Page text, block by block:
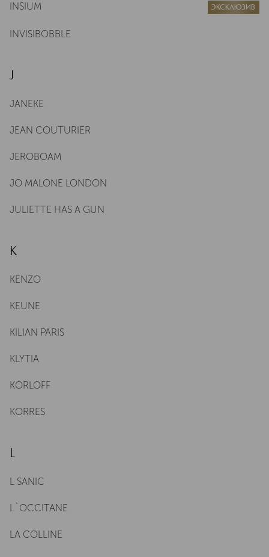
INSIUM ЭКСКЛЮЗИВ
INVISIBOBBLE
J
JANEKE
JEAN COUTURIER
JEROBOAM
JO MALONE LONDON
JULIETTE HAS A GUN
K
KENZO
KEUNE
KILIAN PARIS
KLYTIA
KORLOFF
KORRES
L
L SANIC
L`OCCITANE
LA COLLINE